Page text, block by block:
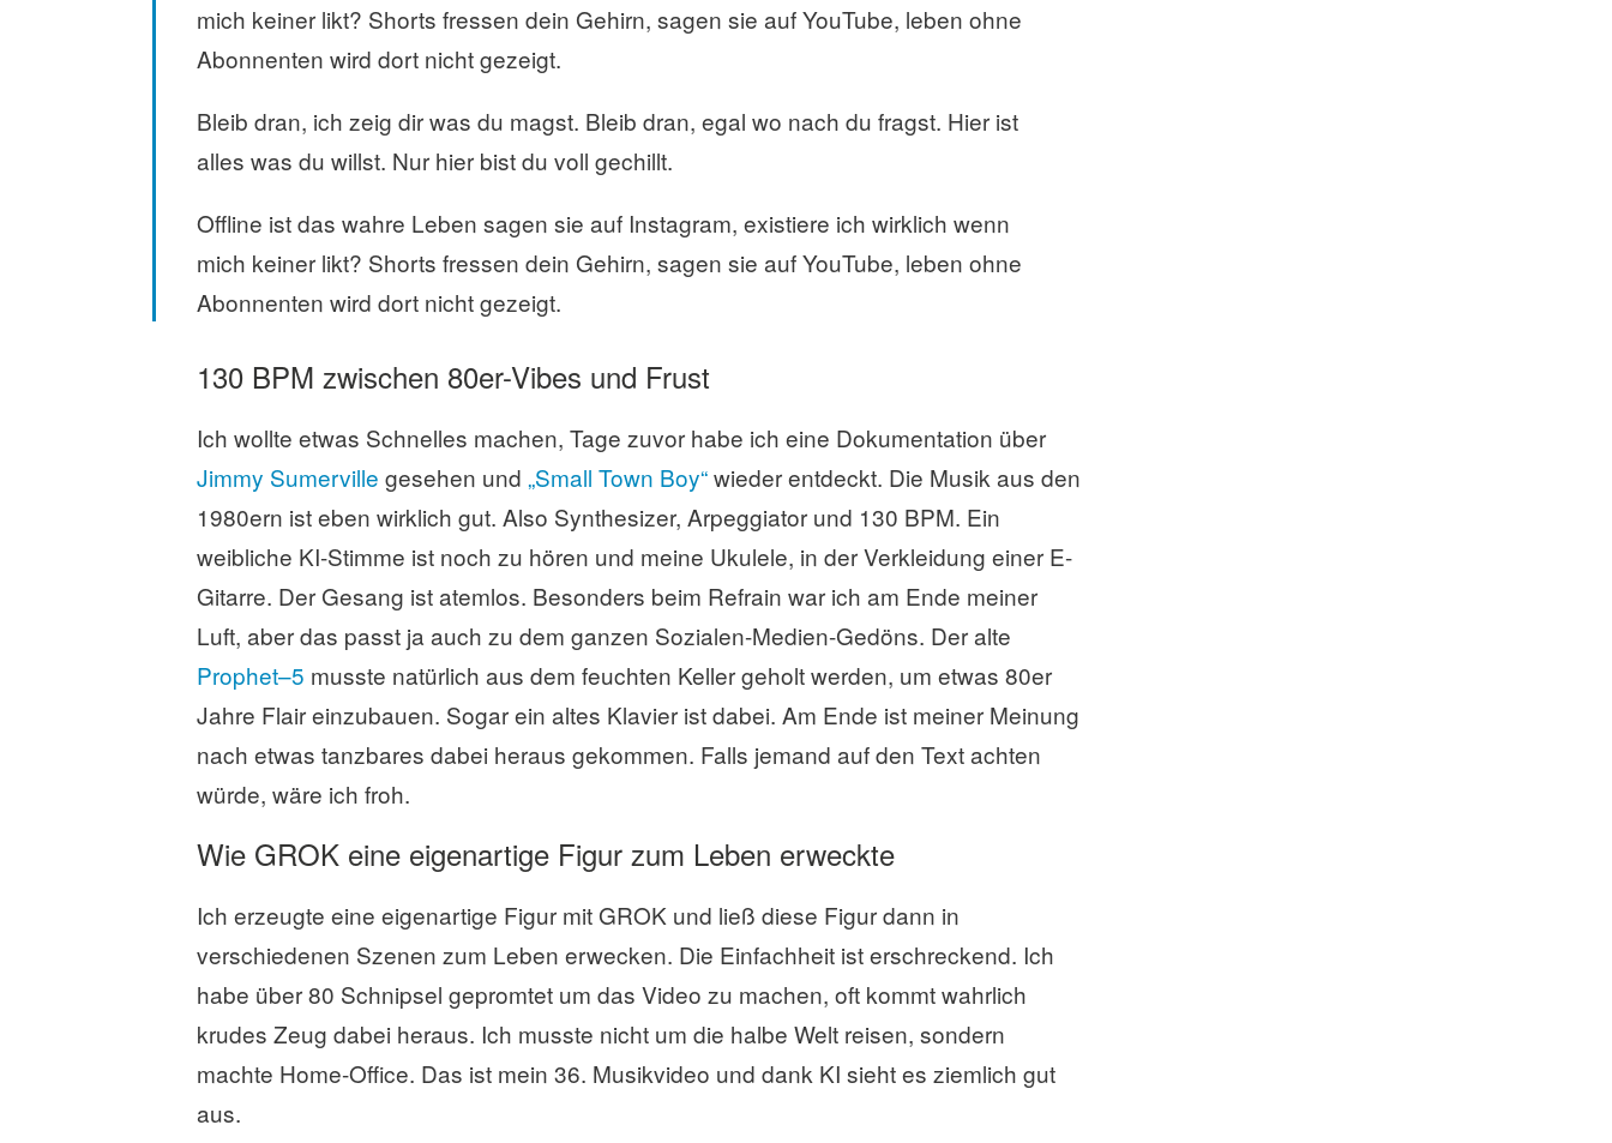
mich keiner likt? Shorts fressen dein Gehirn, sagen sie auf YouTube, leben ohne
Abonnenten wird dort nicht gezeigt.
Bleib dran, ich zeig dir was du magst. Bleib dran, egal wo nach du fragst. Hier ist
alles was du willst. Nur hier bist du voll gechillt.
Offline ist das wahre Leben sagen sie auf Instagram, existiere ich wirklich wenn
mich keiner likt? Shorts fressen dein Gehirn, sagen sie auf YouTube, leben ohne
Abonnenten wird dort nicht gezeigt.
130 BPM zwischen 80er-Vibes und Frust
Ich wollte etwas Schnelles machen, Tage zuvor habe ich eine Dokumentation über
Jimmy Sumerville gesehen und „Small Town Boy“wieder entdeckt. Die Musik aus den
1980ern ist eben wirklich gut. Also Synthesizer, Arpeggiator und 130 BPM. Ein
weibliche KI-Stimme ist noch zu hören und meine Ukulele, in der Verkleidung einer E-
Gitarre. Der Gesang ist atemlos. Besonders beim Refrain war ich am Ende meiner
Luft, aber das passt ja auch zu dem ganzen Sozialen-Medien-Gedöns. Der alte
Prophet–5 musste natürlich aus dem feuchten Keller geholt werden, um etwas 80er
Jahre Flair einzubauen. Sogar ein altes Klavier ist dabei. Am Ende ist meiner Meinung
nach etwas tanzbares dabei heraus gekommen. Falls jemand auf den Text achten
würde, wäre ich froh.
Wie GROK eine eigenartige Figur zum Leben erweckte
Ich erzeugte eine eigenartige Figur mit GROK und ließ diese Figur dann in
verschiedenen Szenen zum Leben erwecken. Die Einfachheit ist erschreckend. Ich
habe über 80 Schnipsel gepromtet um das Video zu machen, oft kommt wahrlich
krudes Zeug dabei heraus. Ich musste nicht um die halbe Welt reisen, sondern
machte Home-Office. Das ist mein 36. Musikvideo und dank KI sieht es ziemlich gut
aus.